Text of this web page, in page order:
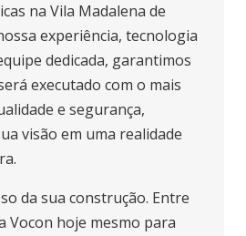
na Vila Madalena de
experiência, tecnologia
dedicada, garantimos
executado com o mais
e segurança,
visão em uma realidade
da sua construção. Entre
Vocon hoje mesmo para